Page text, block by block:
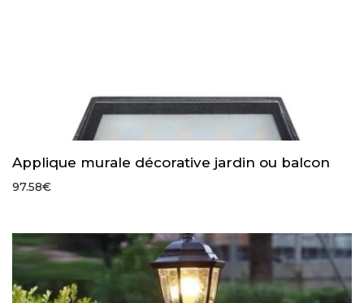
Applique murale décorative jardin ou balcon
97.58€